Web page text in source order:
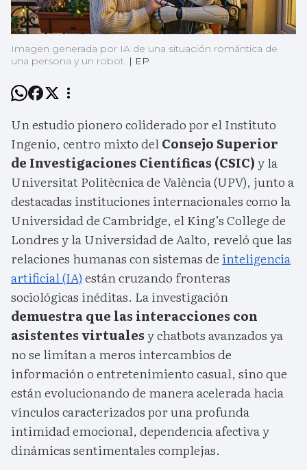
Imagen generada por IA de una situación romántica de
una persona y un robot. | EP
Un estudio pionero coliderado por el Instituto
Ingenio, centro mixto delConsejo Superior
de Investigaciones Científicas (CSIC)y la
Universitat Politècnica de València (UPV), junto a
destacadas instituciones internacionales como la
Universidad de Cambridge, el King’s College de
Londres y la Universidad de Aalto, reveló que las
relaciones humanas con sistemas de inteligencia
artificial (IA)están cruzando fronteras
sociológicas inéditas. La investigación
demuestra que las interacciones con
asistentes virtualesy chatbots avanzados ya
no se limitan a meros intercambios de
información o entretenimiento casual, sino que
están evolucionando de manera acelerada hacia
vínculos caracterizados por una profunda
intimidad emocional, dependencia afectiva y
dinámicas sentimentales complejas.